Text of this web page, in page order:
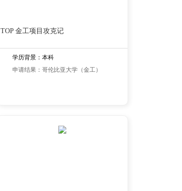
TOP 金工项目攻克记
学历背景：本科
申请结果：哥伦比亚大学（金工）